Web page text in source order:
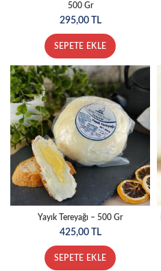
500 Gr
295,00 TL
SEPETE EKLE
Yayık Tereyağı – 500 Gr
425,00 TL
SEPETE EKLE